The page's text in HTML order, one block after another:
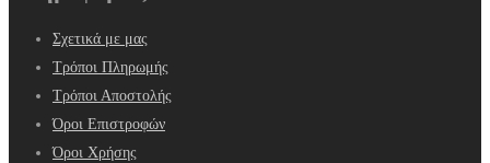
Σχετικά με μας
Τρόποι Πληρωμής
Τρόποι Αποστολής
Όροι Επιστροφών
Όροι Χρήσης